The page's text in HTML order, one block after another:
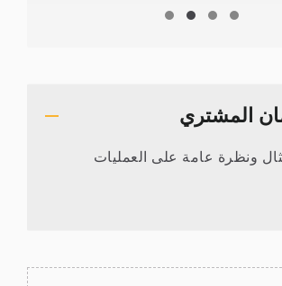
المشتري
ونظرة عامة على العمليات